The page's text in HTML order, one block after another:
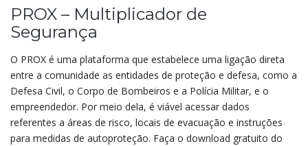
PROX – Multiplicador de
Segurança
O PROX é uma plataforma que estabelece uma ligação direta
entre a comunidade as entidades de proteção e defesa, como a
Defesa Civil, o Corpo de Bombeiros e a Polícia Militar, e o
empreendedor. Por meio dela, é viável acessar dados
referentes a áreas de risco, locais de evacuação e instruções
para medidas de autoproteção. Faça o download gratuito do